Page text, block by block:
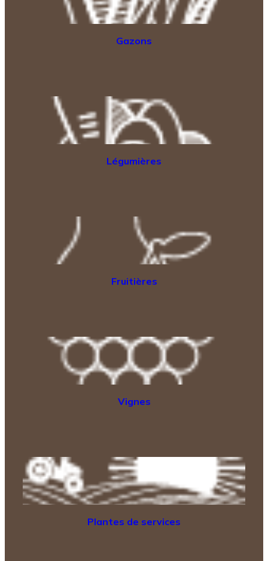
Gazons
Légumières
Fruitières
Vignes
Plantes de services